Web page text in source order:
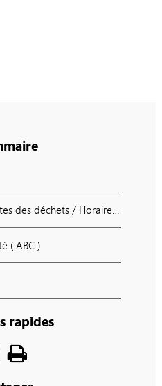
des déchèteries / Points d'apport Volontaires
( ABC )
rapides